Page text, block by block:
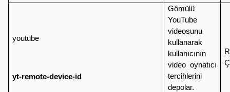
youtube
yt-remote-device-id
Gömülü
YouTube
videosunu
kullanarak
kullanıcının
video oynatıcı
tercihlerini
depolar.